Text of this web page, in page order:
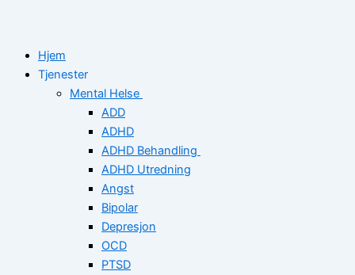
Hjem
Tjenester
Mental Helse
ADD
ADHD
ADHD Behandling
ADHD Utredning
Angst
Bipolar
Depresjon
OCD
PTSD